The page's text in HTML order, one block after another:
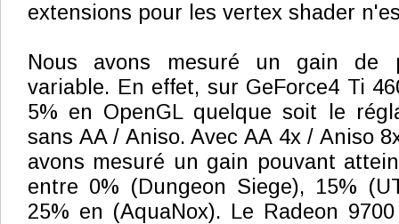
extensions pour les vertex shader
Nous avons mesuré un gain de
variable. En effet, sur GeForce4 Ti
5% en OpenGL quelque soit le
sans AA / Aniso. Avec AA 4x / Aniso
avons mesuré un gain pouvant
entre 0% (Dungeon Siege), 15%
25% en (AquaNox). Le Radeon